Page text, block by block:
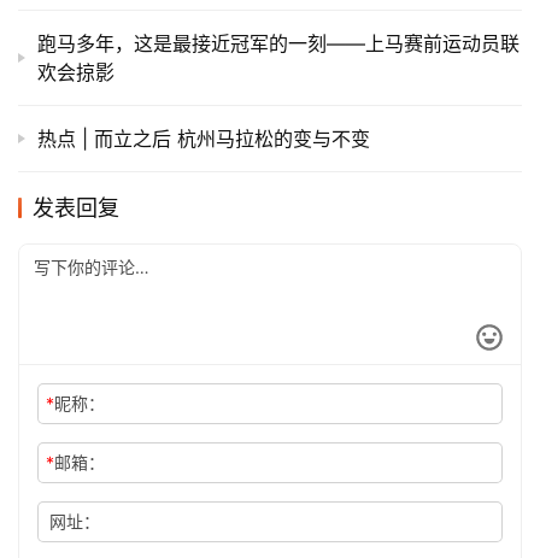
跑马多年，这是最接近冠军的一刻——上马赛前运动员联
欢会掠影
热点 | 而立之后 杭州马拉松的变与不变
发表回复
*昵称：
*邮箱：
网址：